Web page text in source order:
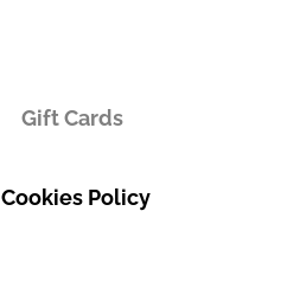
Gift Cards
Cookies Policy